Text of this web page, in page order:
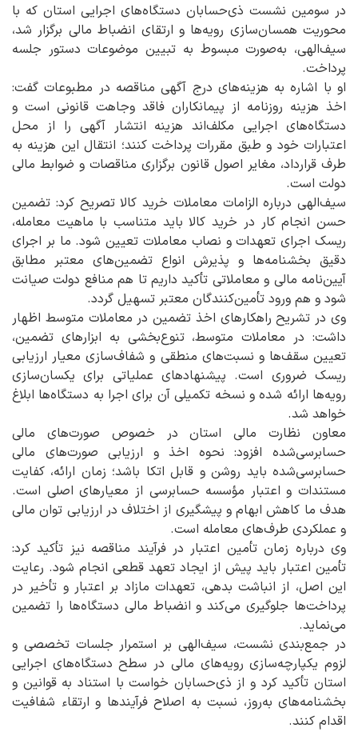
در سومین نشست ذی‌حسابان دستگاه‌های اجرایی استان که با
محوریت همسان‌سازی رویه‌ها و ارتقای انضباط مالی برگزار شد،
سیف‌الهی، به‌صورت مبسوط به تبیین موضوعات دستور جلسه
پرداخت.
او با اشاره به هزینه‌های درج آگهی مناقصه در مطبوعات گفت:
اخذ هزینه روزنامه از پیمانکاران فاقد وجاهت قانونی است و
دستگاه‌های اجرایی مکلف‌اند هزینه انتشار آگهی را از محل
اعتبارات خود و طبق مقررات پرداخت کنند؛ انتقال این هزینه به
طرف قرارداد، مغایر اصول قانون برگزاری مناقصات و ضوابط مالی
دولت است.
سیف‌الهی درباره الزامات معاملات خرید کالا تصریح کرد: تضمین
حسن انجام کار در خرید کالا باید متناسب با ماهیت معامله،
ریسک اجرای تعهدات و نصاب معاملات تعیین شود. ما بر اجرای
دقیق بخشنامه‌ها و پذیرش انواع تضمین‌های معتبر مطابق
آیین‌نامه مالی و معاملاتی تأکید داریم تا هم منافع دولت صیانت
شود و هم ورود تأمین‌کنندگان معتبر تسهیل گردد.
وی در تشریح راهکارهای اخذ تضمین در معاملات متوسط اظهار
داشت: در معاملات متوسط، تنوع‌بخشی به ابزارهای تضمین،
تعیین سقف‌ها و نسبت‌های منطقی و شفاف‌سازی معیار ارزیابی
ریسک ضروری است. پیشنهادهای عملیاتی برای یکسان‌سازی
رویه‌ها ارائه شده و نسخه تکمیلی آن برای اجرا به دستگاه‌ها ابلاغ
خواهد شد.
معاون نظارت مالی استان در خصوص صورت‌های مالی
حسابرسی‌شده افزود: نحوه اخذ و ارزیابی صورت‌های مالی
حسابرسی‌شده باید روشن و قابل اتکا باشد؛ زمان ارائه، کفایت
مستندات و اعتبار مؤسسه حسابرسی از معیارهای اصلی است.
هدف ما کاهش ابهام و پیشگیری از اختلاف در ارزیابی توان مالی
و عملکردی طرف‌های معامله است.
وی درباره زمان تأمین اعتبار در فرآیند مناقصه نیز تأکید کرد:
تأمین اعتبار باید پیش از ایجاد تعهد قطعی انجام شود. رعایت
این اصل، از انباشت بدهی، تعهدات مازاد بر اعتبار و تأخیر در
پرداخت‌ها جلوگیری می‌کند و انضباط مالی دستگاه‌ها را تضمین
می‌نماید.
در جمع‌بندی نشست، سیف‌الهی بر استمرار جلسات تخصصی و
لزوم یکپارچه‌سازی رویه‌های مالی در سطح دستگاه‌های اجرایی
استان تأکید کرد و از ذی‌حسابان خواست با استناد به قوانین و
بخشنامه‌های به‌روز، نسبت به اصلاح فرآیندها و ارتقاء شفافیت
اقدام کنند.